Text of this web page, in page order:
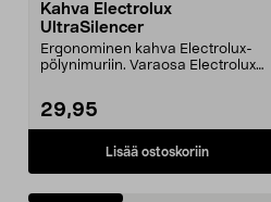
Kahva Electrolux
UltraSilencer
Ergonominen kahva Electrolux-
pölynimuriin. Varaosa Electrolux
29,95
Lisää ostoskoriin